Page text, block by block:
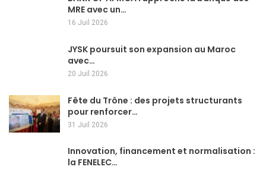
MRE avec un…
16 Juil 2026
JYSK poursuit son expansion au Maroc
avec…
20 Juil 2026
Fête du Trône : des projets structurants
pour renforcer…
31 Juil 2026
Innovation, financement et normalisation :
la FENELEC…